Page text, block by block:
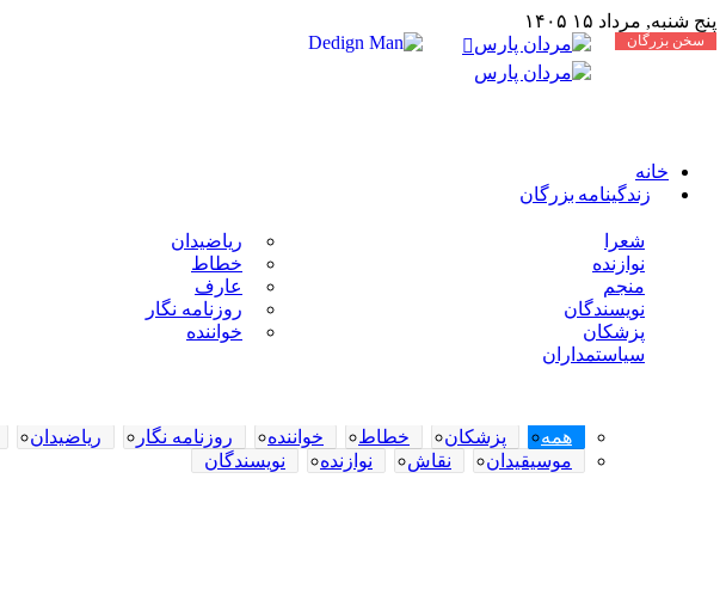
پنج شنبه, مرداد ۱۵ ۱۴۰۵
سخن بزرگان
بزرگمهر : زورمندترین و پر گزنده ترین اهرمن آز است ، که دیوی است ستمکار و
خانه
زندگینامه بزرگان
شعرا ریاضیدان
نوازنده
خطاط
منجم
عارف
نویسندگان
روزنامه نگار
پزشکان
خواننده
سیاستمداران
همه پزشکان خطاط خواننده روزنامه نگار ریاضیدان
موسیقیدان
نقاش نوازنده نویسندگان